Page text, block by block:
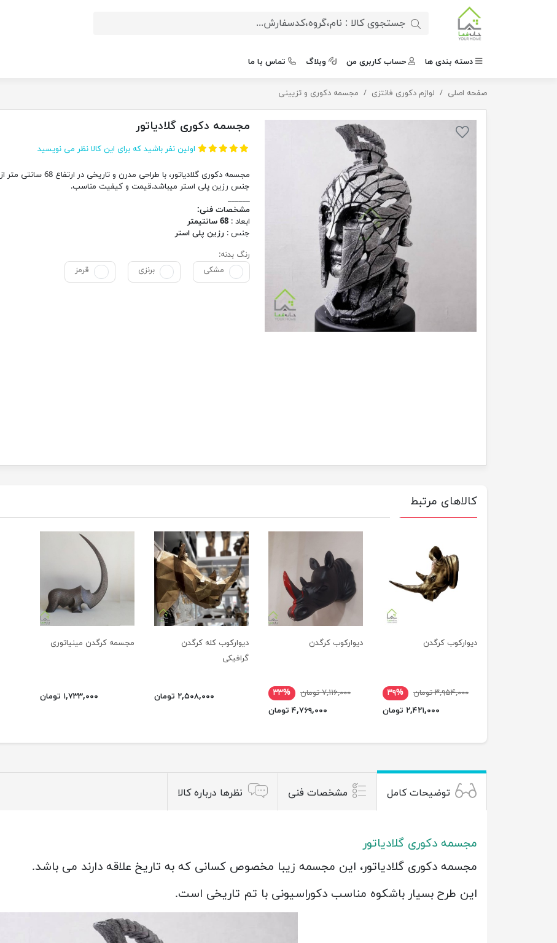
دسته بندی ها حساب کاربری من وبلاگ تماس با ما
صفحه اصلی لوازم دکوری فانتزی مجسمه دکوری و تزیینی مجسمه دکوری گلادیاتور
مجسمه دکوری گلادیاتور
اولین نفر باشید که برای این کالا نظر می نویسید
مجسمه دکوری گلادیاتور، با طراحی مدرن و تاریخی در ارتفاع 68 سانتی متر از
جنس رزین پلی استر میباشد.قیمت و کیفیت مناسب.
______
مشخصات فنی:
ابعاد : 68 سانتیمتر
جنس : رزین پلی استر
رنگ بدنه:
مشکی
برنزی قرمز
کالاهای مرتبط
دیوارکوب کرگدن
۳,۹۵۴,۰۰۰ تومان
۳۹%
۲,۴۲۱,۰۰۰ تومان
دیوارکوب کرگدن
۷,۱۱۶,۰۰۰ تومان
۳۳%
۴,۷۶۹,۰۰۰ تومان
دیوارکوب کله کرگدن
گرافیکی
۲,۵۰۸,۰۰۰ تومان
مجسمه کرگدن مینیاتوری
۱,۷۳۳,۰۰۰ تومان
توضیحات کامل مشخصات فنی نظرها درباره کالا
مجسمه دکوری گلادیاتور
مجسمه دکوری گلادیاتور، این مجسمه زیبا مخصوص کسانی که به تاریخ علاقه دارند می باشد.
این طرح بسیار باشکوه مناسب دکوراسیونی با تم تاریخی است.